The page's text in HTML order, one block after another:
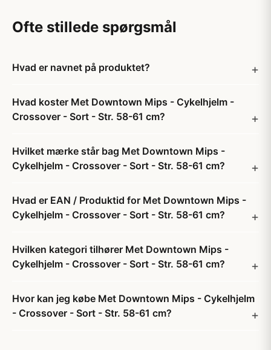
Ofte stillede spørgsmål
Hvad er navnet på produktet?
Hvad koster Met Downtown Mips - Cykelhjelm -
Crossover - Sort - Str. 58-61 cm?
Hvilket mærke står bag Met Downtown Mips -
Cykelhjelm - Crossover - Sort - Str. 58-61 cm?
Hvad er EAN / Produktid for Met Downtown Mips -
Cykelhjelm - Crossover - Sort - Str. 58-61 cm?
Hvilken kategori tilhører Met Downtown Mips -
Cykelhjelm - Crossover - Sort - Str. 58-61 cm?
Hvor kan jeg købe Met Downtown Mips - Cykelhjelm
- Crossover - Sort - Str. 58-61 cm?